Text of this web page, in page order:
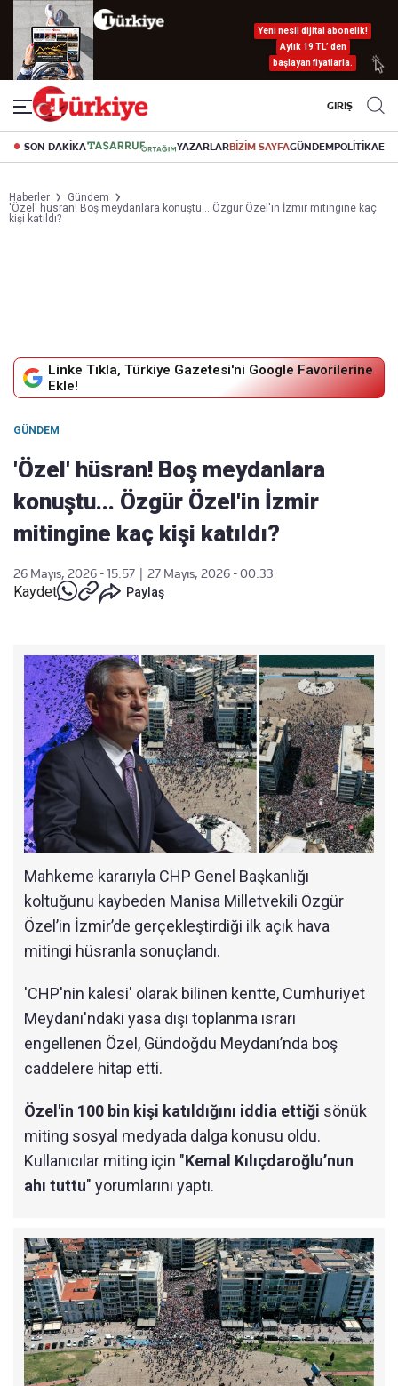
Yeni nesil dijital abonelik!
Aylık 19 TL’ den
başlayan fiyatlarla.
GİRİŞ
SON DAKİKA YAZARLARBİZİM SAYFAGÜNDEMPOLİTİKA
Haberler
Gündem
'Özel' hüsran! Boş meydanlara konuştu... Özgür Özel'in İzmir mitingine kaç
kişi katıldı?
Linke Tıkla, Türkiye Gazetesi'ni Google Favorilerine
Ekle!
GÜNDEM
'Özel' hüsran! Boş meydanlara
konuştu... Özgür Özel'in İzmir
mitingine kaç kişi katıldı?
26 Mayıs, 2026 - 15:57 27 Mayıs, 2026 - 00:33
Kaydet Paylaş
Mahkeme kararıyla CHP Genel Başkanlığı
koltuğunu kaybeden Manisa Milletvekili Özgür
Özel’in İzmir’de gerçekleştirdiği ilk açık hava
mitingi hüsranla sonuçlandı.
'CHP'nin kalesi' olarak bilinen kentte, Cumhuriyet
Meydanı'ndaki yasa dışı toplanma ısrarı
engellenen Özel, Gündoğdu Meydanı’nda boş
caddelere hitap etti.
Özel'in 100 bin kişi katıldığını iddia ettiği sönük
miting sosyal medyada dalga konusu oldu.
Kullanıcılar miting için "Kemal Kılıçdaroğlu’nun
ahı tuttu" yorumlarını yaptı.